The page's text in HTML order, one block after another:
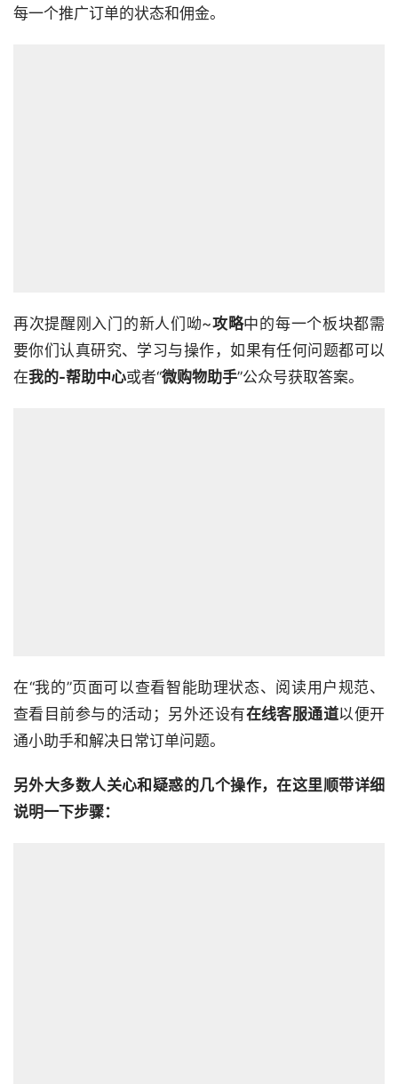
再次提醒刚入门的新人们呦~攻略中的每一个板块都需
要你们认真研究、学习与操作，如果有任何问题都可以
在我的-帮助中心或者“微购物助手
在“我的”页面可以查看智能助理状态、阅读用户规范、
查看目前参与的活动；另外还设有在线客服通道以便开
另外大多数人关心和疑惑的几个操作，在这里顺带详细
说明一下步骤：